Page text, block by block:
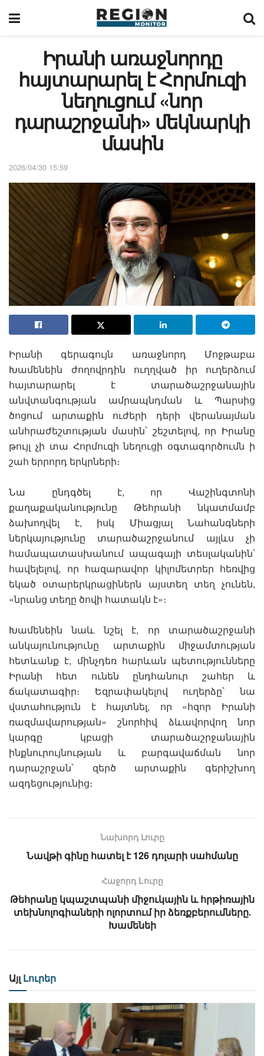
Իրանի առաջնորդը
հայտարարել է Հորմուզի
նեղուցում «նոր
դարաշրջանի» մեկնարկի
մասին
2026/04/30 15:59
Իրանի գերագույն առաջնորդ Մոջթաբա
Խամենեին ժողովրդին ուղղված իր ուղերձում
հայտարարել է տարածաշրջանային
անվտանգության ամրապնդման և Պարսից
ծոցում արտաքին ուժերի դերի վերանայման
անհրաժեշտության մասին՝ շեշտելով, որ Իրանը
թույլ չի տա Հորմուզի նեղուցի օգտագործումն ի
շահ երրորդ երկրների։
Նա ընդգծել է, որ Վաշինգտոնի
քաղաքականությունը Թեհրանի նկատմամբ
ձախողվել է, իսկ Միացյալ Նահանգների
ներկայությունը տարածաշրջանում այլևս չի
համապատասխանում ապագայի տեսլականին՝
հավելելով, որ հազարավոր կիլոմետրեր հեռվից
եկած օտարերկրացիներն այստեղ տեղ չունեն,
«նրանց տեղը ծովի հատակն է»։
Խամենեին նաև նշել է, որ տարածաշրջանի
անկայունությունը արտաքին միջամտության
հետևանք է, մինչդեռ հարևան պետությունները
Իրանի հետ ունեն ընդհանուր շահեր և
ճակատագիր։ Եզրափակելով ուղերձը՝ նա
վստահություն է հայտնել, որ «հզոր Իրանի
ռազմավարության» շնորհիվ ձևավորվող նոր
կարգը կբացի տարածաշրջանային
ինքնուրույնության և բարգավաճման նոր
դարաշրջան՝ զերծ արտաքին գերիշխող
ազդեցությունից։
Նախորդ Լուրը
Նավթի գինը հատել է 126 դոլարի սահմանը
Հաջորդ Lուրը
Թեհրանը կպաշտպանի միջուկային և հրթիռային
տեխնոլոգիաների ոլորտում իր ձեռքբերումները․
Խամենեի
Այլ Լուրեր